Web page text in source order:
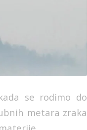
se rodimo do
metara zraka